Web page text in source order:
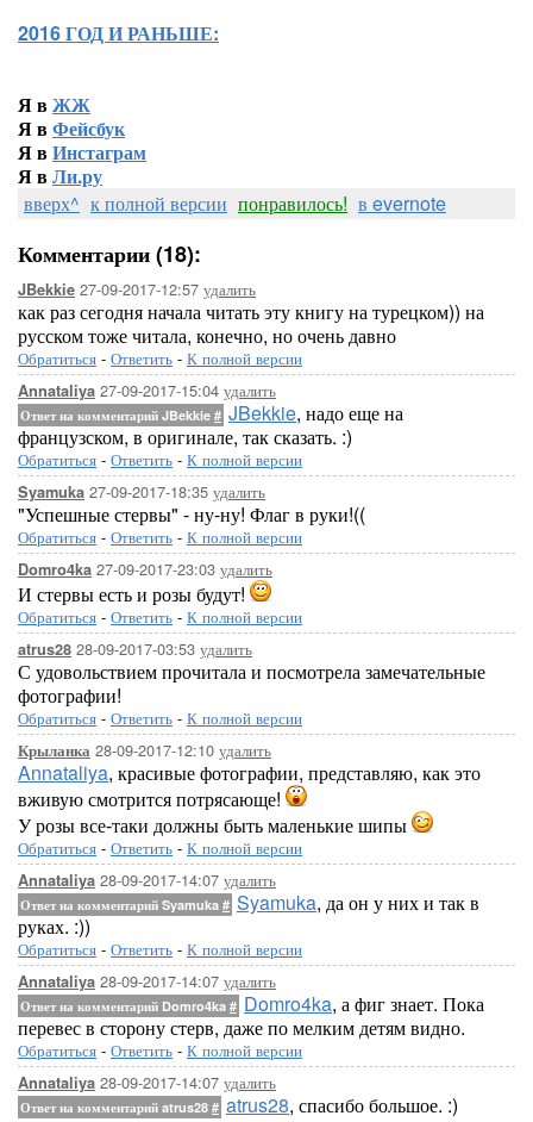
2016 ГОД И РАНЬШЕ:
Я вЖЖ
Я вФейсбук
Я вИнстаграм
Я вЛи.ру
вверх^ к полной версии понравилось! в evernote
Комментарии (18):
JBekkie 27-09-2017-12:57 удалить
как раз сегодня начала читать эту книгу на турецком)) на
русском тоже читала, конечно, но очень давно
Обратиться - Ответить - К полной версии
Annataliya 27-09-2017-15:04 удалить
Ответ на комментарий JBekkie # JBekkie, надо еще на
французском, в оригинале, так сказать. :)
Обратиться - Ответить - К полной версии
Syamuka 27-09-2017-18:35 удалить
"Успешные стервы" - ну-ну! Флаг в руки!((
Обратиться - Ответить - К полной версии
Domro4ka 27-09-2017-23:03 удалить
И стервы есть и розы будут!
Обратиться - Ответить - К полной версии
atrus28 28-09-2017-03:53 удалить
С удовольствием прочитала и посмотрела замечательные
фотографии!
Обратиться - Ответить - К полной версии
Крыланка 28-09-2017-12:10 удалить
Annataliya, красивые фотографии, представляю, как это
вживую смотрится потрясающе!
У розы все-таки должны быть маленькие шипы
Обратиться - Ответить - К полной версии
Annataliya 28-09-2017-14:07 удалить
Ответ на комментарий Syamuka # Syamuka, да он у них и так в
руках. :))
Обратиться - Ответить - К полной версии
Annataliya 28-09-2017-14:07 удалить
Ответ на комментарий Domro4ka # Domro4ka, а фиг знает. Пока
перевес в сторону стерв, даже по мелким детям видно.
Обратиться - Ответить - К полной версии
Annataliya 28-09-2017-14:07 удалить
Ответ на комментарий atrus28 # atrus28, спасибо большое. :)